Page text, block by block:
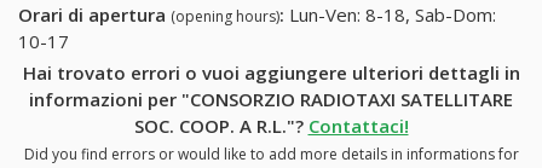
Orari di apertura (opening hours): Lun-Ven: 8-18, Sab-Dom:
10-17
Hai trovato errori o vuoi aggiungere ulteriori dettagli in
informazioni per "CONSORZIO RADIOTAXI SATELLITARE
SOC. COOP. A R.L."? Contattaci!
Did you find errors or would like to add more details in informations for